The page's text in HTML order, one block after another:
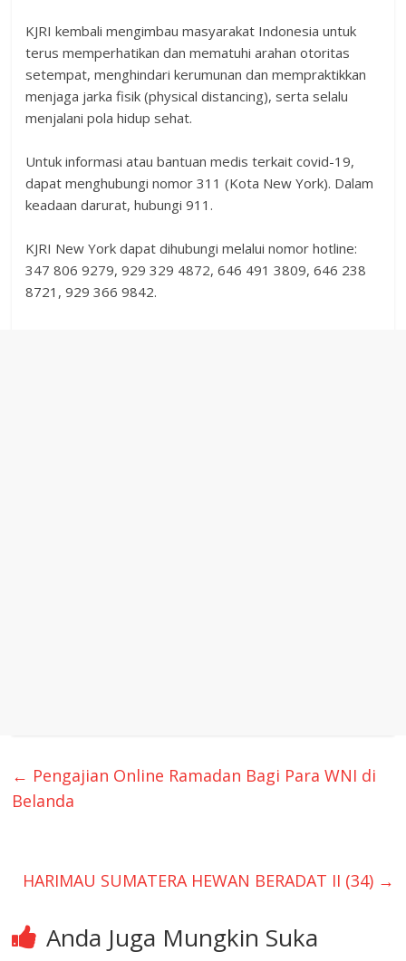
KJRI kembali mengimbau masyarakat Indonesia untuk
terus memperhatikan dan mematuhi arahan otoritas
setempat, menghindari kerumunan dan mempraktikkan
menjaga jarka fisik (physical distancing), serta selalu
menjalani pola hidup sehat.
Untuk informasi atau bantuan medis terkait covid-19,
dapat menghubungi nomor 311 (Kota New York). Dalam
keadaan darurat, hubungi 911.
KJRI New York dapat dihubungi melalui nomor hotline:
347 806 9279, 929 329 4872, 646 491 3809, 646 238
8721, 929 366 9842.
← Pengajian Online Ramadan Bagi Para WNI di
Belanda
HARIMAU SUMATERA HEWAN BERADAT II (34) →
Anda Juga Mungkin Suka